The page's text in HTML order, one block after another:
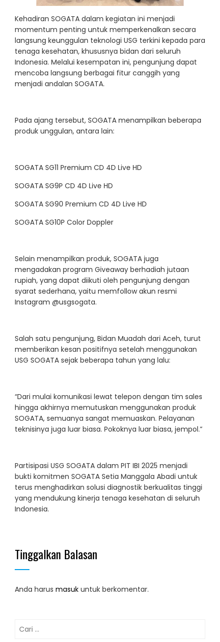
Kehadiran SOGATA dalam kegiatan ini menjadi
momentum penting untuk memperkenalkan secara
langsung keunggulan teknologi USG terkini kepada para
tenaga kesehatan, khususnya bidan dari seluruh
Indonesia. Melalui kesempatan ini, pengunjung dapat
mencoba langsung berbagai fitur canggih yang
menjadi andalan SOGATA.
Pada ajang tersebut, SOGATA menampilkan beberapa
produk unggulan, antara lain:
SOGATA SG11 Premium CD 4D Live HD
SOGATA SG9P CD 4D Live HD
SOGATA SG90 Premium CD 4D Live HD
SOGATA SG10P Color Doppler
Selain menampilkan produk, SOGATA juga
mengadakan program Giveaway berhadiah jutaan
rupiah, yang dapat diikuti oleh pengunjung dengan
syarat sederhana, yaitu memfollow akun resmi
Instagram @usgsogata.
Salah satu pengunjung, Bidan Muadah dari Aceh, turut
memberikan kesan positifnya setelah menggunakan
USG SOGATA sejak beberapa tahun yang lalu:
“Dari mulai komunikasi lewat telepon dengan tim sales
hingga akhirnya memutuskan menggunakan produk
SOGATA, semuanya sangat memuaskan. Pelayanan
teknisinya juga luar biasa. Pokoknya luar biasa, jempol.”
Partisipasi USG SOGATA dalam PIT IBI 2025 menjadi
bukti komitmen SOGATA Setia Manggala Abadi untuk
terus menghadirkan solusi diagnostik berkualitas tinggi
yang mendukung kinerja tenaga kesehatan di seluruh
Indonesia.
Tinggalkan Balasan
Anda harus masuk untuk berkomentar.
untuk: